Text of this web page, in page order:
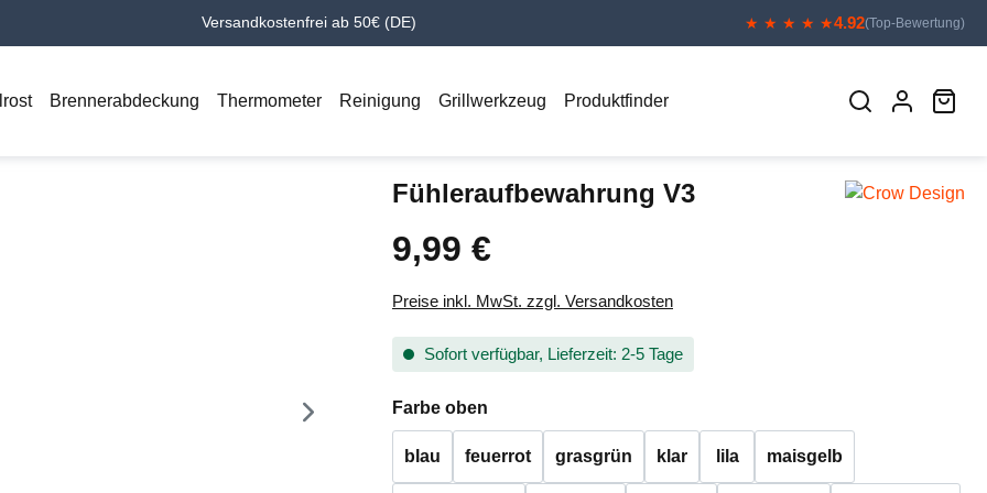
Versandkostenfrei ab 50€ (DE) ★ ★ ★ ★ ★4.92(Top-Bewertung)
Brennerabdeckung Thermometer Reinigung Grillwerkzeug Produktfinder
Fühleraufbewahrung V3
Regulärer Preis:
9,99 €
Preise inkl. MwSt. zzgl. Versandkosten
Sofort verfügbar, Lieferzeit: 2-5 Tage
Farbe oben
blau feuerrot grasgrün klar lila maisgelb